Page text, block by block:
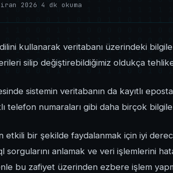
2026 4 dk okuma
kullanarak veritabanı üzerindeki
silip değiştirebildiğimiz oldukça
sistemin veritabanın da kayıtlı
telefon numaraları gibi daha birçok
etkili bir şekilde faydalanmak için iyi
sorgularını anlamak ve veri işlemlerini
bu zafiyet üzerinden ezbere işlem